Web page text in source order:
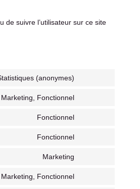
de suivre l’utilisateur sur ce site
(anonymes)
Marketing, Fonctionnel
Fonctionnel
Fonctionnel
Marketing
Marketing, Fonctionnel